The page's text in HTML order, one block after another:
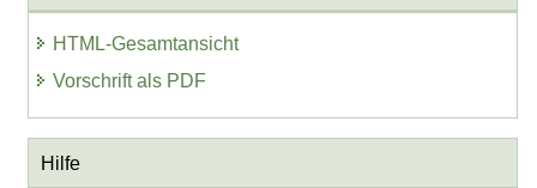
HTML-Gesamtansicht
Vorschrift als PDF
Hilfe